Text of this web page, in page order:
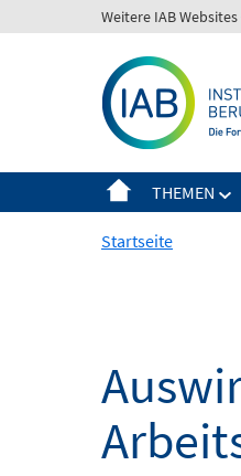
zum
Weitere IAB Websites
THEMEN
Startseite